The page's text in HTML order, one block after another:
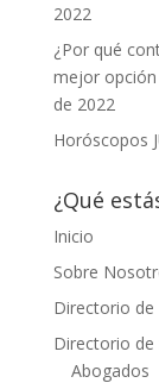
2022
¿Por qué
mejor
de 2022
Horóscopos
¿Qué
Inicio
Sobre
Directorio de
Directorio de
Abogados